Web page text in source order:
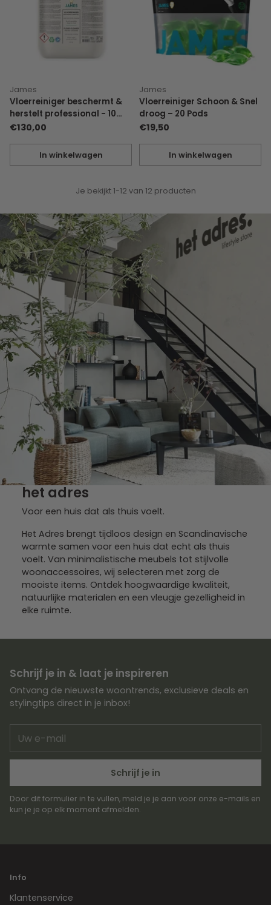
James
Vloerreiniger beschermt &
herstelt professional - 10
liter
€130,00
In winkelwagen
Hoeveelheid
James
Vloerreiniger Schoon & Snel
droog – 20 Pods
€19,50
In winkelwagen
Hoeveelheid
Je bekijkt 1-12 van 12 producten
het adres
Voor een huis dat als thuis voelt.
Het Adres brengt tijdloos design en Scandinavische
warmte samen voor een huis dat echt als thuis
voelt. Van minimalistische meubels tot stijlvolle
woonaccessoires, wij selecteren met zorg de
mooiste items. Ontdek hoogwaardige kwaliteit,
natuurlijke materialen en een vleugje gezelligheid in
elke ruimte.
Schrijf je in & laat je inspireren
Ontvang de nieuwste woontrends, exclusieve deals en
stylingtips direct in je inbox!
e-
mail
Schrijf je in
Door dit formulier in te vullen, meld je je aan voor onze e-mails en
kun je je op elk moment afmelden.
Info
Klantenservice